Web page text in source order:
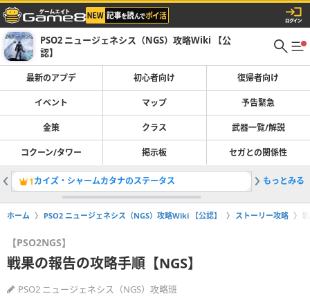
PSO2 ニュージェネシス（NGS）攻略Wiki 【公
認】
最新のアプデ 初心者向け 復帰者向け
イベント マップ 予告緊急
金策 クラス 武器一覧/解説
コクーン/タワー 掲示板 セガとの関係性
1カイズ・シャームカタナのステータス 2リミナ
もっとみる
ホーム PSO2 ニュージェネシス（NGS）攻略Wiki 【公認】 ストーリー攻略
【PSO2NGS】
戦果の報告の攻略手順【NGS】
PSO2 ニュージェネシス（NGS）攻略班